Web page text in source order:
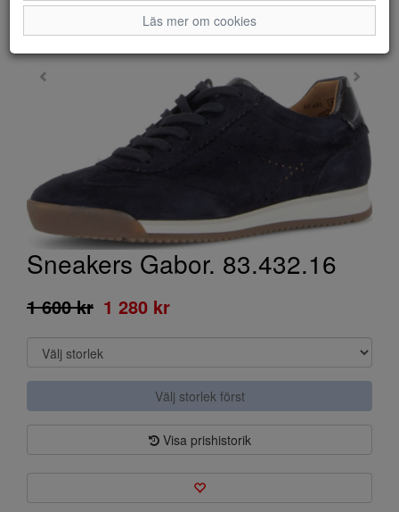
Sneakers Gabor. 83.432.16
1 600 kr 1 280 kr
Välj storlek först
Visa prishistorik
Läs mer om cookies